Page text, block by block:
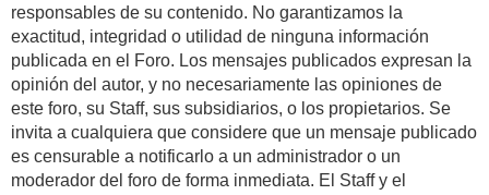
responsables de su contenido. No garantizamos la
exactitud, integridad o utilidad de ninguna información
publicada en el Foro. Los mensajes publicados expresan la
opinión del autor, y no necesariamente las opiniones de
este foro, su Staff, sus subsidiarios, o los propietarios. Se
invita a cualquiera que considere que un mensaje publicado
es censurable a notificarlo a un administrador o un
moderador del foro de forma inmediata. El Staff y el